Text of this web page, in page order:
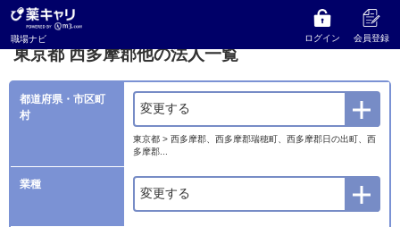
職場ナビ ログイン 会員登録
薬キャリ 職場ナビ 西多摩郡他の法人一覧
東京都 西多摩郡他の法人一覧
都道府県・市区町
村
変更する
東京都 > 西多摩郡、西多摩郡瑞穂町、西多摩郡日の出町、西
多摩郡...
業種
変更する